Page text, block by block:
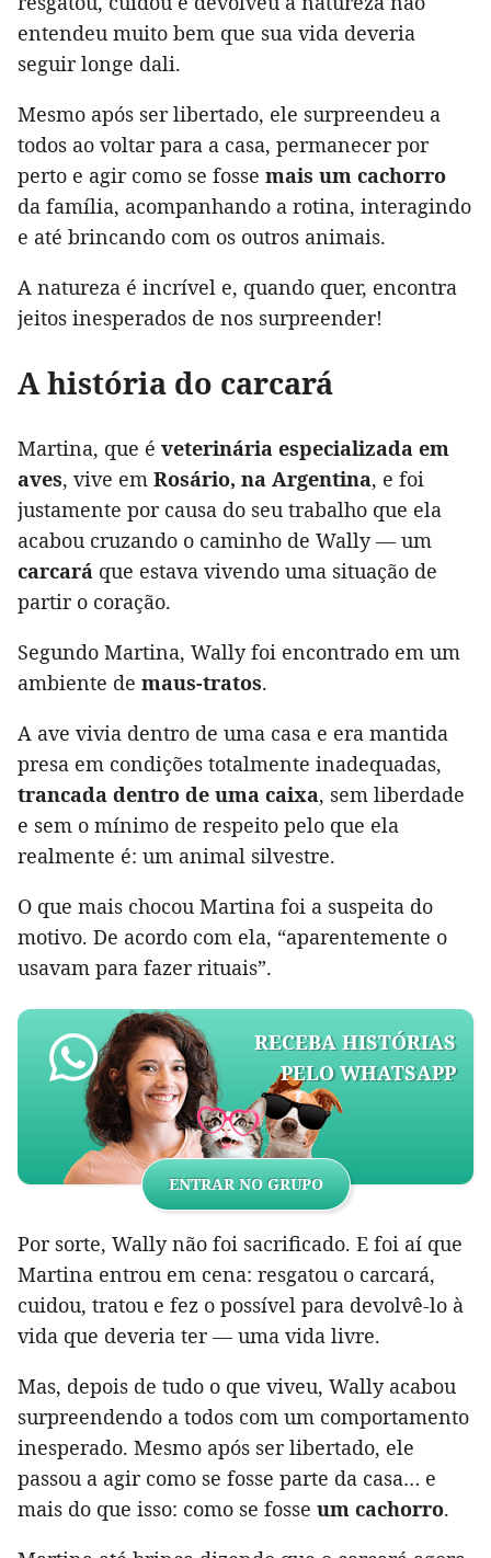
entendeu muito bem que sua vida deveria
seguir longe dali.
Mesmo após ser libertado, ele surpreendeu a
todos ao voltar para a casa, permanecer por
perto e agir como se fosse mais um cachorro
da família, acompanhando a rotina, interagindo
e até brincando com os outros animais.
A natureza é incrível e, quando quer, encontra
jeitos inesperados de nos surpreender!
A história do carcará
Martina, que é veterinária especializada em
aves, vive em Rosário, na Argentina, e foi
justamente por causa do seu trabalho que ela
acabou cruzando o caminho de Wally — um
carcará que estava vivendo uma situação de
partir o coração.
Segundo Martina, Wally foi encontrado em um
ambiente de maus-tratos.
A ave vivia dentro de uma casa e era mantida
presa em condições totalmente inadequadas,
trancada dentro de uma caixa, sem liberdade
e sem o mínimo de respeito pelo que ela
realmente é: um animal silvestre.
O que mais chocou Martina foi a suspeita do
motivo. De acordo com ela, “aparentemente o
usavam para fazer rituais”.
RECEBA HISTÓRIAS
PELO WHATSAPP
ENTRAR NO GRUPO
Por sorte, Wally não foi sacrificado. E foi aí que
Martina entrou em cena: resgatou o carcará,
cuidou, tratou e fez o possível para devolvê-lo à
vida que deveria ter — uma vida livre.
Mas, depois de tudo o que viveu, Wally acabou
surpreendendo a todos com um comportamento
inesperado. Mesmo após ser libertado, ele
passou a agir como se fosse parte da casa… e
mais do que isso: como se fosse um cachorro.